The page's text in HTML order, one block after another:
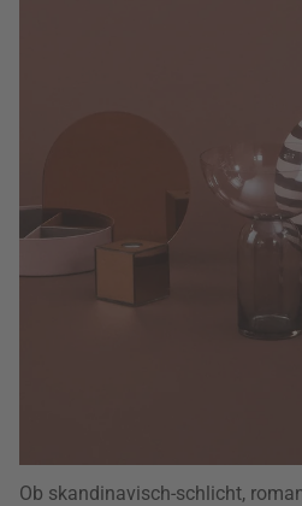
Ob skandinavisch-schlicht,